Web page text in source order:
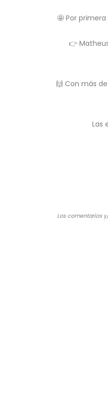
🤩 Por
👉
🙌 Con más
Las
Los comentarios